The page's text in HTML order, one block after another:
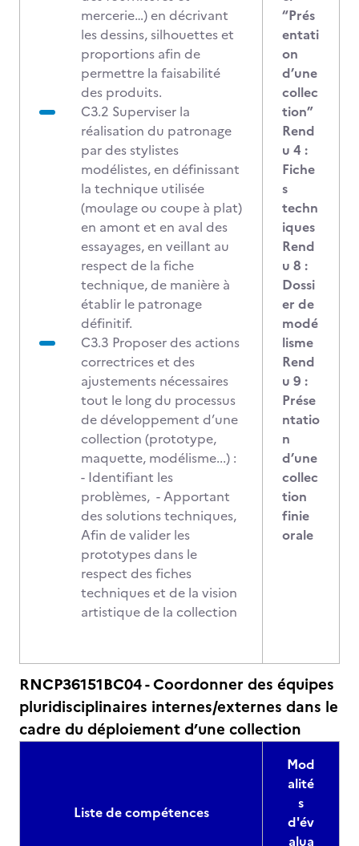
mercerie…) en décrivant
les dessins, silhouettes et
proportions afin de
permettre la faisabilité
des produits.
C3.2 Superviser la
réalisation du patronage
par des stylistes
modélistes, en définissant
la technique utilisée
(moulage ou coupe à plat)
en amont et en aval des
essayages, en veillant au
respect de la fiche
technique, de manière à
établir le patronage
définitif.
C3.3 Proposer des actions
correctrices et des
ajustements nécessaires
tout le long du processus
de développement d’une
collection (prototype,
maquette, modélisme...) :
- Identifiant les
problèmes, - Apportant
des solutions techniques,
Afin de valider les
prototypes dans le
respect des fiches
techniques et de la vision
artistique de la collection
“Prés
entati
on
d’une
collec
tion”
Rend
u 4 :
Fiche
s
techn
iques
Rend
u 8 :
Dossi
er de
modé
lisme
Rend
u 9 :
Prése
ntatio
n
d’une
collec
tion
finie
orale
RNCP36151BC04 - Coordonner des équipes
pluridisciplinaires internes/externes dans le
cadre du déploiement d’une collection
Liste de compétences
Mod
alité
s
d'év
alua